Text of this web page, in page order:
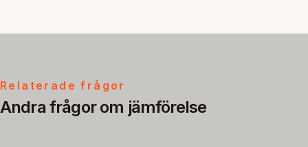
Relaterade frågor
Andra frågor om jämförelse